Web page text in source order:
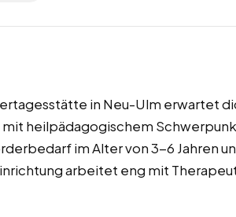
in Neu-Ulm erwartet
mit heilpädagogischem
im Alter von 3-6 Jahren
arbeitet eng mit